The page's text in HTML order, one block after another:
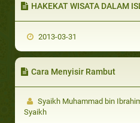
HAKEKAT WISATA DALAM ISLAM,
2013-03-31
Cara Menyisir Rambut
Syaikh Muhammad bin
Syaikh